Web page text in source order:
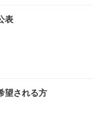
表
望される方